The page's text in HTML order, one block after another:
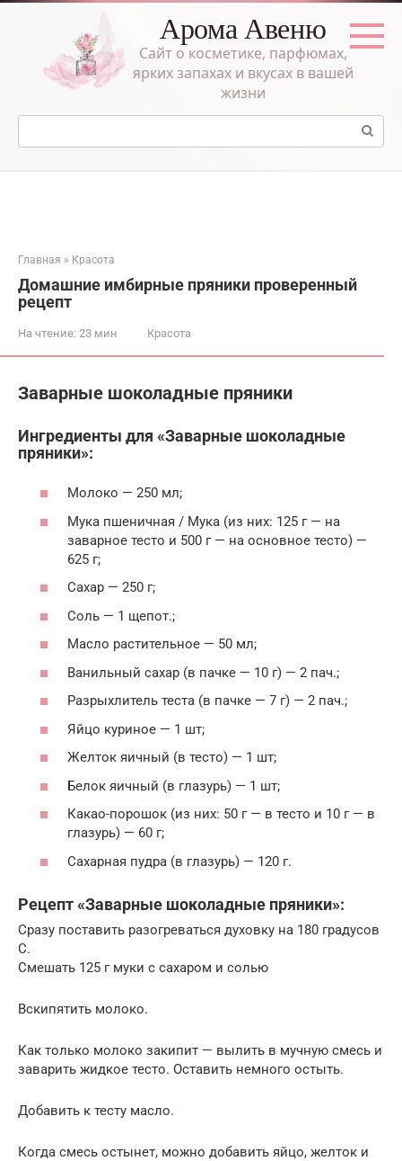
Перейти
Арома Авеню
Сайт о косметике, парфюмах,
ярких запахах и вкусах в вашей
жизни
Поиск:
Главная » Красота
Домашние имбирные пряники проверенный
рецепт
На чтение: 23 мин Красота
Заварные шоколадные пряники
Ингредиенты для «Заварные шоколадные
пряники»:
Молоко — 250 мл;
Мука пшеничная / Мука (из них: 125 г — на
заварное тесто и 500 г — на основное тесто) —
625 г;
Сахар — 250 г;
Соль — 1 щепот.;
Масло растительное — 50 мл;
Ванильный сахар (в пачке — 10 г) — 2 пач.;
Разрыхлитель теста (в пачке — 7 г) — 2 пач.;
Яйцо куриное — 1 шт;
Желток яичный (в тесто) — 1 шт;
Белок яичный (в глазурь) — 1 шт;
Какао-порошок (из них: 50 г — в тесто и 10 г — в
глазурь) — 60 г;
Сахарная пудра (в глазурь) — 120 г.
Рецепт «Заварные шоколадные пряники»:
Сразу поставить разогреваться духовку на 180 градусов
С.
Смешать 125 г муки с сахаром и солью
Вскипятить молоко.
Как только молоко закипит — вылить в мучную смесь и
заварить жидкое тесто. Оставить немного остыть.
Добавить к тесту масло.
Когда смесь остынет, можно добавить яйцо, желток и